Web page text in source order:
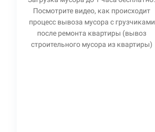
Посмотрите видео, как происходит
процесс вывоза мусора с грузчиками
после ремонта квартиры (вывоз
строительного мусора из квартиры)